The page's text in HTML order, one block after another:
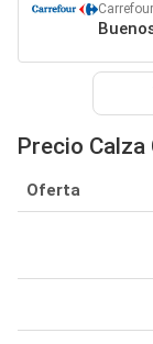
Carrefour
Precio
Oferta